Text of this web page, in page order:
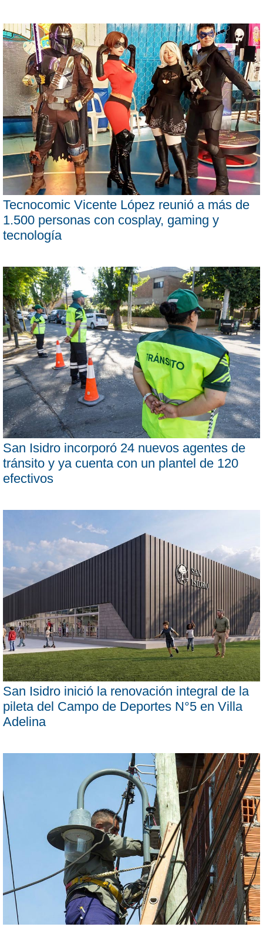
Tecnocomic Vicente López reunió a más de
1.500 personas con cosplay, gaming y
tecnología
San Isidro incorporó 24 nuevos agentes de
tránsito y ya cuenta con un plantel de 120
efectivos
San Isidro inició la renovación integral de la
pileta del Campo de Deportes N°5 en Villa
Adelina